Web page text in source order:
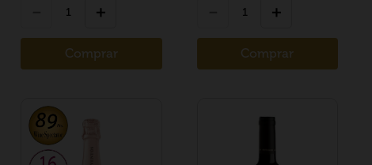
＋
Comprar
＋
Comprar